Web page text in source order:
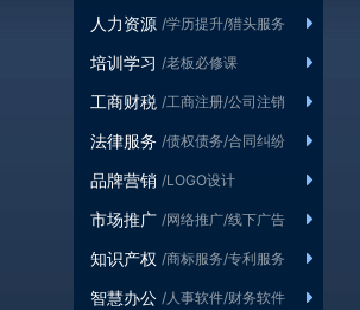
人力资源 /学历提升/猎头服务
培训学习 /老板必修课
/销售训练营
工商财税 /工商注册/公司注销
法律服务 /债权债务/合同纠纷
品牌营销 /LOGO设计
/广告设计
市场推广 /网络推广/线下广告
知识产权 /商标服务/专利服务
智慧办公 /人事软件/财务软件